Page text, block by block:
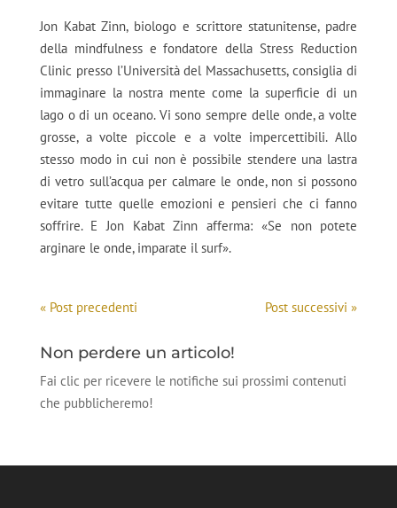
Jon Kabat Zinn, biologo e scrittore statunitense, padre
della mindfulness e fondatore della Stress Reduction
Clinic presso l’Università del Massachusetts, consiglia di
immaginare la nostra mente come la superficie di un
lago o di un oceano. Vi sono sempre delle onde, a volte
grosse, a volte piccole e a volte impercettibili. Allo
stesso modo in cui non è possibile stendere una lastra
di vetro sull’acqua per calmare le onde, non si possono
evitare tutte quelle emozioni e pensieri che ci fanno
soffrire. E Jon Kabat Zinn afferma: «Se non potete
arginare le onde, imparate il surf».
« Post precedenti Post successivi »
Non perdere un articolo!
Fai clic per ricevere le notifiche sui prossimi contenuti
che pubblicheremo!